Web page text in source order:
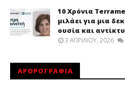
10 Χρόνια
μιλάει για μια
ουσία και
3 ΑΠΡΙΛΊΟΥ, 2026
ΑΡΘΡΟΓΡΑΦΙΑ